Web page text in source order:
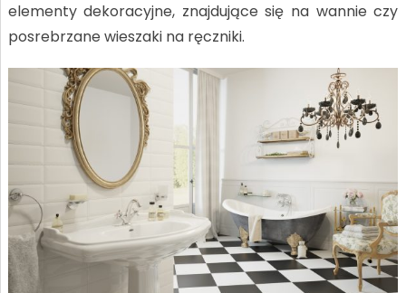
elementy dekoracyjne, znajdujące się na wannie czy
posrebrzane wieszaki na ręczniki.